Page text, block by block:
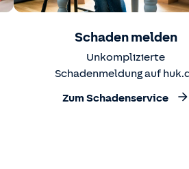
Schaden melden
Unkomplizierte
Schadenmeldung auf
Zum Schadenservice